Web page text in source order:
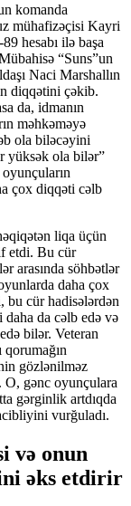
komanda
mühafizəçisi Kayri
hesabı ilə başa
“Suns”un
Naci Marshallın
diqqətini çəkib.
da, idmanın
məhkəməyə
ola biləcəyini
yüksək ola bilər”
çox diqqəti cəlb
liqa üçün
etdi. Bu cür
arasında söhbətlər
daha çox
bu cür hadisələrdən
daha da cəlb edə və
bilər. Veteran
gözlənilməz
O, gənc oyunçulara
gərginlik artdıqda
vurğuladı.
və onun
əks etdirir